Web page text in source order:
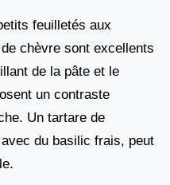
feuilletés aux
chèvre sont excellents
de la pâte et le
un contraste
Un tartare de
du basilic frais, peut